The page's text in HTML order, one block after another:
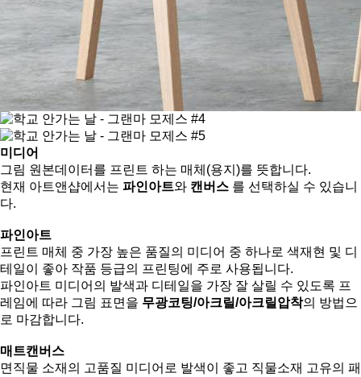
미디어
그림 원본데이터를 프린트 하는 매체(용지)를 뜻합니다.
현재 아트앤샵에서는 파인아트와 캔버스 를 선택하실 수 있습니
다.
파인아트
프린트 매체 중 가장 높은 품질의 미디어 중 하나로 색재현 및 디
테일이 좋아 작품 등급의 프린팅에 주로 사용됩니다.
파인아트 미디어의 발색과 디테일을 가장 잘 살릴 수 있도록 프
레임에 따라 그림 표면을 무광코팅/아크릴/아크릴압착의 방법으
로 마감합니다.
매트캔버스
면직물 소재의 고품질 미디어로 발색이 좋고 직물소재 고유의 패